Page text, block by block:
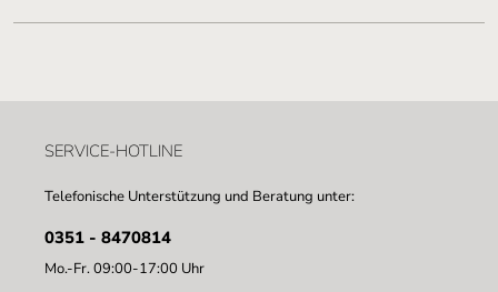
SERVICE-HOTLINE
Telefonische Unterstützung und Beratung unter:
0351 - 8470814
Mo.-Fr. 09:00-17:00 Uhr